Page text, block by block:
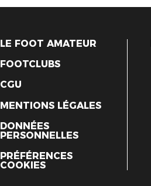
LE FOOT AMATEUR
FOOTCLUBS
CGU
MENTIONS LÉGALES
DONNÉES
PERSONNELLES
PRÉFÉRENCES
COOKIES